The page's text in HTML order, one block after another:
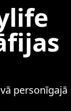
personīgajā